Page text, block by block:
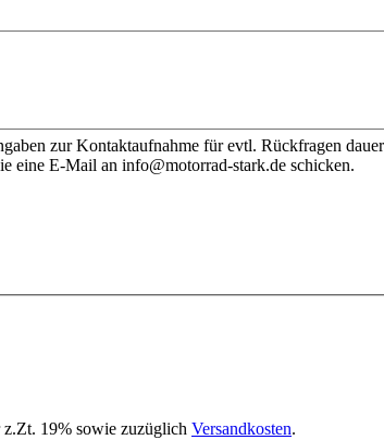
zur Kontaktaufnahme für evtl. Rückfragen
E-Mail an info@motorrad-stark.de schicken.
z.Zt. 19% sowie zuzüglich Versandkosten.